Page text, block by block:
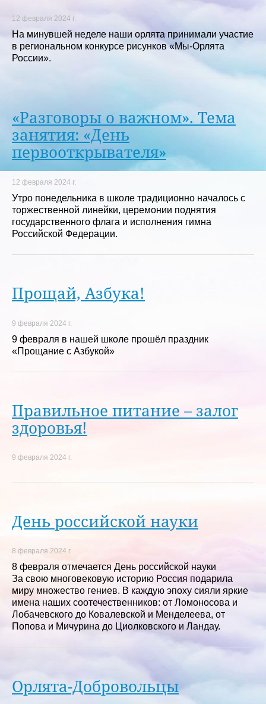
12 февраля 2024 г.
На минувшей неделе наши орлята принимали участие
в региональном конкурсе рисунков «Мы-Орлята
России».
«Разговоры о важном». Тема
занятия: «День
первооткрывателя»
12 февраля 2024 г.
Утро понедельника в школе традиционно началось с
торжественной линейки, церемонии поднятия
государственного флага и исполнения гимна
Российской Федерации.
Прощай, Азбука!
9 февраля 2024 г.
9 февраля в нашей школе прошёл праздник
«Прощание с Азбукой»
Правильное питание – залог
здоровья!
9 февраля 2024 г.
День российской науки
8 февраля 2024 г.
8 февраля отмечается День российской науки
За свою многовековую историю Россия подарила
миру множество гениев. В каждую эпоху сияли яркие
имена наших соотечественников: от Ломоносова и
Лобачевского до Ковалевской и Менделеева, от
Попова и Мичурина до Циолковского и Ландау.
Орлята-Добровольцы